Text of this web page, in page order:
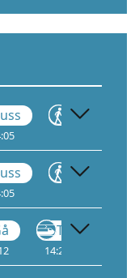
Gå
Gå
Tog
14:27